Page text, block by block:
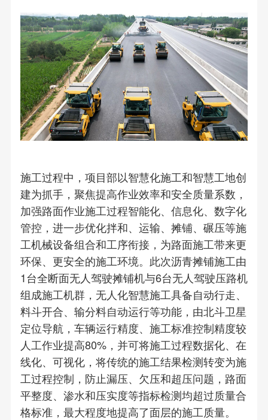
施工过程中，项目部以智慧化施工和智慧工地创
建为抓手，聚焦提高作业效率和安全质量系数，
加强路面作业施工过程智能化、信息化、数字化
管控，进一步优化拌和、运输、摊铺、碾压等施
工机械设备组合和工序衔接，为路面施工带来更
环保、更安全的施工环境。此次沥青摊铺施工由
1台全断面无人驾驶摊铺机与6台无人驾驶压路机
组成施工机群，无人化智慧施工具备自动行走、
料斗开合、输分料自动运行等功能，由北斗卫星
定位导航，车辆运行精度、施工标准控制精度较
人工作业提高80%，并可将施工过程数据化、在
线化、可视化，将传统的施工结果检测转变为施
工过程控制，防止漏压、欠压和超压问题，路面
平整度、渗水和压实度等指标检测均超过质量合
格标准，最大程度地提高了面层的施工质量。